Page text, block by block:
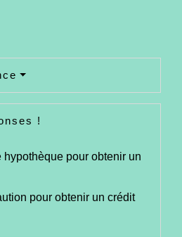
!
hypothèque pour obtenir un
pour obtenir un crédit